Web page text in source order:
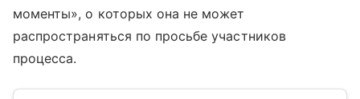
моменты», о которых она не может
распространяться по просьбе участников
процесса.